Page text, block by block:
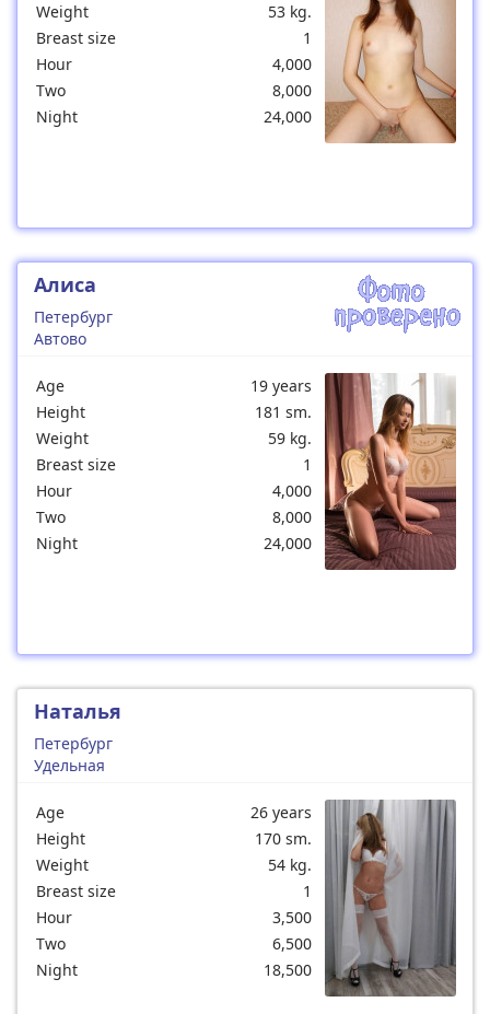
Weight
53 kg.
Breast size
1
Hour
4,000
Two
8,000
Night
24,000
Алиса
Петербург
Автово
Age
19 years
Height
181 sm.
Weight
59 kg.
Breast size
1
Hour
4,000
Two
8,000
Night
24,000
Наталья
Петербург
Удельная
Age
26 years
Height
170 sm.
Weight
54 kg.
Breast size
1
Hour
3,500
Two
6,500
Night
18,500